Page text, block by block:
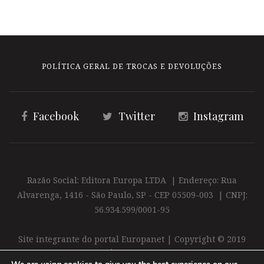
POLÍTICA GERAL DE TROCAS E DEVOLUÇÕES
Facebook Twitter Instagram
Razão Social: Editora Europa LTDA | Endereço: Rua
Alvarenga, 1416 - São Paulo, SP - CEP 05509-003 | CNPJ:
56.934.599/0001-95
Site integrante do portal Europanet | Copyright © 2019
Editora Europa Ltda. É proibida a reprodução total ou